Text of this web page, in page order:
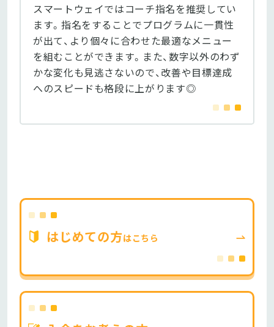
スマートウェイではコーチ指名を推奨してい
ます。指名をすることでプログラムに一貫性
が出て、より個々に合わせた最適なメニュー
を組むことができます。また、数字以外のわず
かな変化も見逃さないので、改善や目標達成
へのスピードも格段に上がります◎
はじめての方はこちら